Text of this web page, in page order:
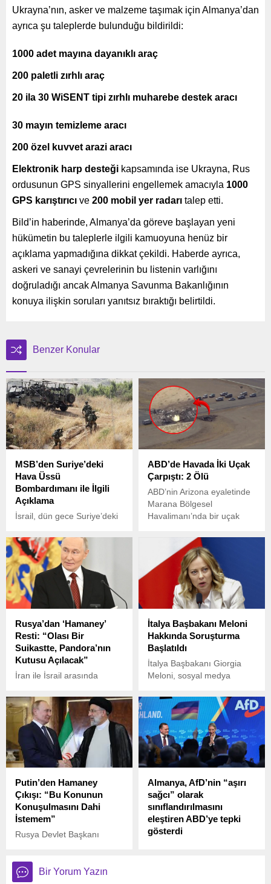
Ukrayna’nın, asker ve malzeme taşımak için Almanya’dan
ayrıca şu taleplerde bulunduğu bildirildi:
1000 adet mayına dayanıklı araç
200 paletli zırhlı araç
20 ila 30 WiSENT tipi zırhlı muharebe destek aracı
30 mayın temizleme aracı
200 özel kuvvet arazi aracı
Elektronik harp desteği kapsamında ise Ukrayna, Rus
ordusunun GPS sinyallerini engellemek amacıyla 1000
GPS karıştırıcı ve 200 mobil yer radarı talep etti.
Bild’in haberinde, Almanya’da göreve başlayan yeni
hükümetin bu taleplerle ilgili kamuoyuna henüz bir
açıklama yapmadığına dikkat çekildi. Haberde ayrıca,
askeri ve sanayi çevrelerinin bu listenin varlığını
doğruladığı ancak Almanya Savunma Bakanlığının
konuya ilişkin soruları yanıtsız bıraktığı belirtildi.
Benzer Konular
MSB’den Suriye’deki
Hava Üssü
Bombardımanı ile İlgili
Açıklama
İsrail, dün gece Suriye’deki
bombaladığını açıkladı. Söz
konusu üssün Türkiye’nin
kontrolüne geçeceği
yönünde bazı basın
organlarında çıkan iddialar,
gündeme bomba gibi
Bakanlığı (MSB)
kaynaklarından resmi bir
açıklama geldi.
ABD’de Havada İki Uçak
Çarpıştı: 2 Ölü
ABD’nin Arizona eyaletinde
Marana Bölgesel
Havalimanı’nda bir uçak
Rusya’dan ‘Hamaney’
Resti: “Olası Bir
Suikastte, Pandora’nın
Kutusu Açılacak”
İran ile İsrail arasında
uluslararası düzeyde
endişeleri artırırken,
Rusya’dan çok sert bir
açıklama geldi.
İtalya Başbakanı Meloni
Hakkında Soruşturma
Başlatıldı
İtalya Başbakanı Giorgia
Meloni, sosyal medya
açıklamada, hakkında bir
soruşturma başlatıldığını
duyurdu.
Putin’den Hamaney
Çıkışı: “Bu Konunun
Konuşulmasını Dahi
İstemem”
Rusya Devlet Başkanı
Ekonomik Forumu (PMEF)
Almanya, AfD’nin “aşırı
sağcı” olarak
sınıflandırılmasını
eleştiren ABD’ye tepki
gösterdi
Bir Yorum Yazın